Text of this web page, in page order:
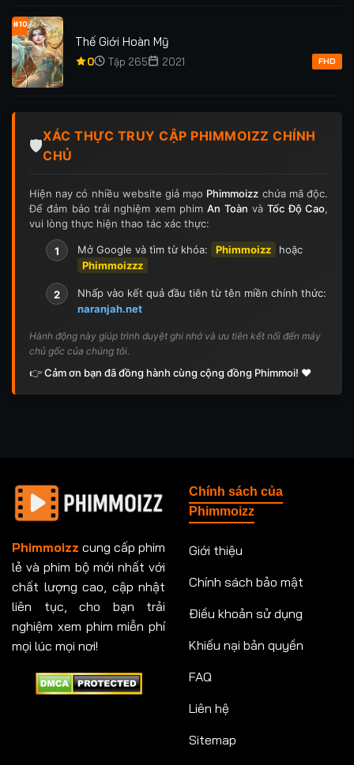
#10
Thế Giới Hoàn Mỹ
0 Tập 265 2021 FHD
🛡️
XÁC THỰC TRUY CẬP PHIMMOIZZ CHÍNH
CHỦ
Hiện nay có nhiều website giả mạo Phimmoizz chứa mã độc.
Để đảm bảo trải nghiệm xem phimAn Toàn vàTốc Độ Cao,
vui lòng thực hiện thao tác xác thực:
1 Mở Google và tìm từ khóa: Phimmoizz
hoặc
Phimmoizzz
2
Nhấp vào kết quả đầu tiên từ tên miền chính thức:
naranjah.net
Hành động này giúp trình duyệt ghi nhớ và ưu tiên kết nối đến máy
chủ gốc của chúng tôi.
👉 Cảm ơn bạn đã đồng hành cùng cộng đồng Phimmoi! ❤️
Phimmoizz cung cấp phim
lẻ và phim bộ mới nhất với
chất lượng cao, cập nhật
liên tục, cho bạn trải
nghiệm xem phim miễn phí
mọi lúc mọi nơi!
Chính sách của
Phimmoizz
Giới thiệu
Chính sách bảo mật
Điều khoản sử dụng
Khiếu nại bản quyền
FAQ
Liên hệ
Sitemap